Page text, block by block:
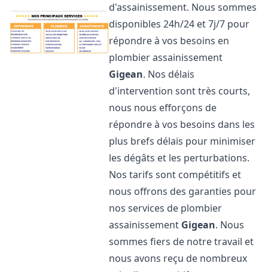
d'assainissement. Nous sommes
disponibles 24h/24 et 7j/7 pour
répondre à vos besoins en
plombier assainissement
Gigean. Nos délais
d'intervention sont très courts,
nous nous efforçons de
répondre à vos besoins dans les
plus brefs délais pour minimiser
les dégâts et les perturbations.
Nos tarifs sont compétitifs et
nous offrons des garanties pour
nos services de plombier
assainissement Gigean. Nous
sommes fiers de notre travail et
nous avons reçu de nombreux